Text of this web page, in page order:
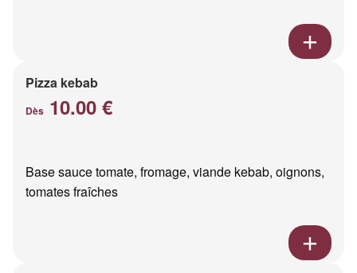
Pizza kebab
Dès 10.00 €
Base sauce tomate, fromage, viande kebab, oignons,
tomates fraîches